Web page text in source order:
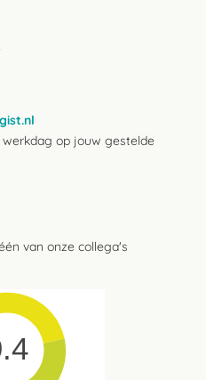
op jouw gestelde
van onze collega's